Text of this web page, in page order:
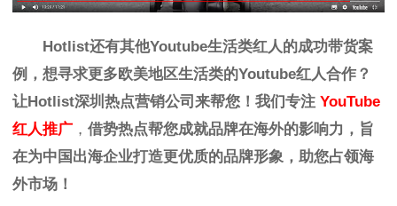
Hotlist还有其他Youtube生活类红人的成功带货案
例，想寻求更多欧美地区生活类的Youtube红人合作？
让Hotlist深圳热点营销公司来帮您！我们专注 YouTube
红人推广 ， 借势热点帮您成就品牌在海外的影响力，旨
在为中国出海企业打造更优质的品牌形象，助您占领海
外市场！